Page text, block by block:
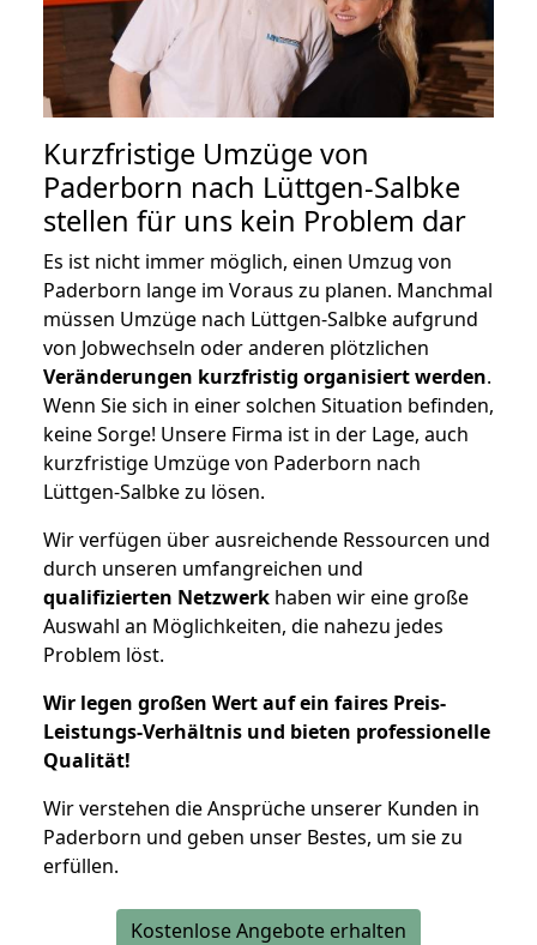
Kurzfristige Umzüge von
Paderborn nach Lüttgen-Salbke
stellen für uns kein Problem dar
Es ist nicht immer möglich, einen Umzug von
Paderborn lange im Voraus zu planen. Manchmal
müssen Umzüge nach Lüttgen-Salbke aufgrund
von Jobwechseln oder anderen plötzlichen
Veränderungen kurzfristig organisiert werden.
Wenn Sie sich in einer solchen Situation befinden,
keine Sorge! Unsere Firma ist in der Lage, auch
kurzfristige Umzüge von Paderborn nach
Lüttgen-Salbke zu lösen.
Wir verfügen über ausreichende Ressourcen und
durch unseren umfangreichen und
qualifizierten Netzwerk haben wir eine große
Auswahl an Möglichkeiten, die nahezu jedes
Problem löst.
Wir legen großen Wert auf ein faires Preis-
Leistungs-Verhältnis und bieten professionelle
Qualität!
Wir verstehen die Ansprüche unserer Kunden in
Paderborn und geben unser Bestes, um sie zu
erfüllen.
Kostenlose Angebote erhalten